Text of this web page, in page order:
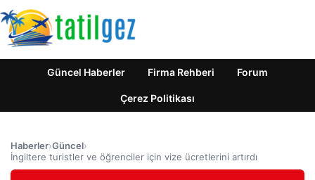
Güncel Haberler Firma Rehberi Forum
Çerez Politikası
Haberler›Güncel›
İngiltere turistler ve öğrenciler için vize ücretlerini artırdı